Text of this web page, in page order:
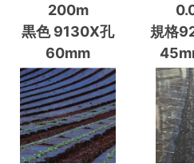
200m
黒色 9130X孔
60mm
規格